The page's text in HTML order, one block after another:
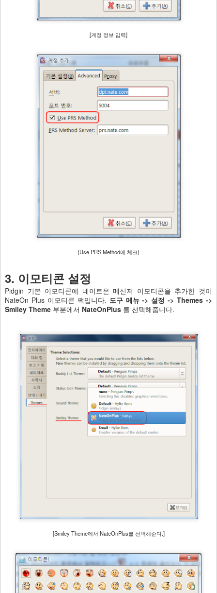
[계정 정보 입력]
[Use PRS Method에 체크]
3. 이모티콘 설정
Pidgin 기본 이모티콘에 네이트온 메신저 이모티콘을 추가한 것이
NateOn Plus 이모티콘 팩입니다. 도구 메뉴 -> 설정 -> Themes ->
Smiley Theme 부분에서 NateOnPlus 를 선택해줍니다.
[Smiley Theme에서 NateOnPlus를 선택해준다.]